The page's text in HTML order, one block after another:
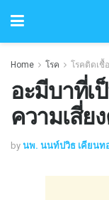
Home โรค โรคติดเชื้
อะมีบาที่เ
ความเสี่ย
by นพ. นนท์ปวิธ เคียนท